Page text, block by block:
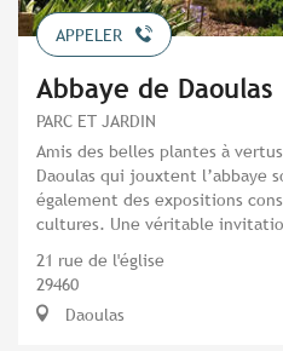
APPELER
Abbaye de Daoulas
PARC ET JARDIN
Amis des belles plantes à
Daoulas qui jouxtent l’abbaye
également des expositions
cultures. Une véritable
21 rue de l'église
29460
Daoulas